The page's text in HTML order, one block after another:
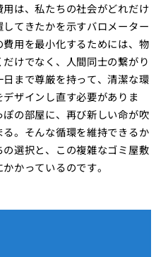
は、私たちの社会がどれだけ
してきたかを示すバロメーター
用を最小化するためには、物
けでなく、人間同士の繋がり
まで尊厳を持って、清潔な環
ザインし直す必要がありま
の部屋に、再び新しい命が吹
。そんな循環を維持できるか
選択と、この複雑なゴミ屋敷
かっているのです。